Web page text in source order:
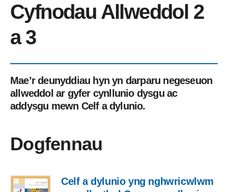
Cyfnodau Allweddol 2
a 3
Mae’r deunyddiau hyn yn darparu negeseuon
allweddol ar gyfer cynllunio dysgu ac
addysgu mewn Celf a dylunio.
Dogfennau
Celf a dylunio yng nghwricwlwm